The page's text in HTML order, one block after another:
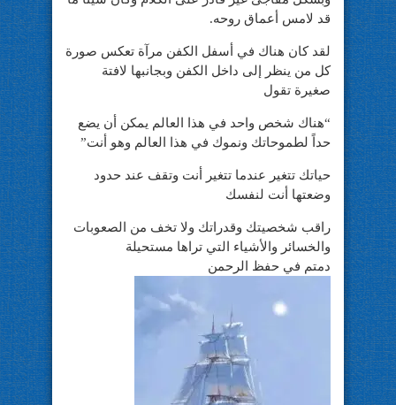
قد لامس أعماق روحه.
لقد كان هناك في أسفل الكفن مرآة تعكس صورة
كل من ينظر إلى داخل الكفن وبجانبها لافتة
صغيرة تقول
“هناك شخص واحد في هذا العالم يمكن أن يضع
حداً لطموحاتك ونموك في هذا العالم وهو أنت”
حياتك تتغير عندما تتغير أنت وتقف عند حدود
وضعتها أنت لنفسك
راقب شخصيتك وقدراتك ولا تخف من الصعوبات
والخسائر والأشياء التي تراها مستحيلة
دمتم في حفظ الرحمن